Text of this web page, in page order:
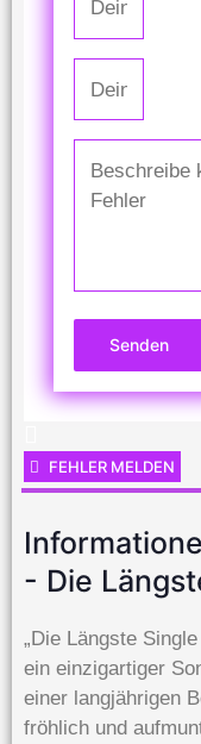
Senden
FEHLER MELDEN
- Die
„Die Längste
ein einzigartiger
einer langjährigen
fröhlich und